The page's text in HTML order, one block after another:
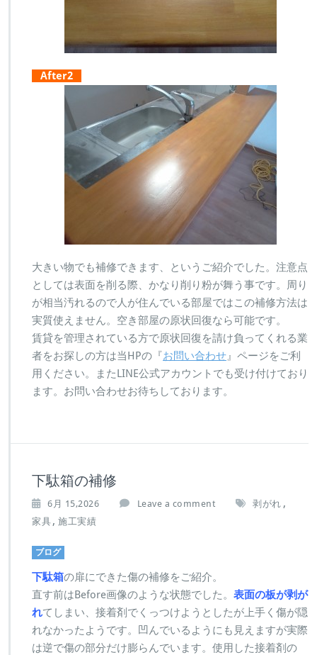
After2
大きい物でも補修できます、というご紹介でした。注意点
としては表面を削る際、かなり削り粉が舞う事です。周り
が相当汚れるので人が住んでいる部屋ではこの補修方法は
実質使えません。空き部屋の原状回復なら可能です。
賃貸を管理されている方で原状回復を請け負ってくれる業
者をお探しの方は当HPの『お問い合わせ』ページをご利
用ください。またLINE公式アカウントでも受け付けており
ます。お問い合わせお待ちしております。
下駄箱の補修
6月 15,2026 Leave a comment 剥がれ ,
家具 , 施工実績
ブログ
下駄箱の扉にできた傷の補修をご紹介。
直す前はBefore画像のような状態でした。 表面の板が剥が
れてしまい、接着剤でくっつけようとしたが上手く傷が隠
れなかったようです。凹んでいるようにも見えますが実際
は逆で傷の部分だけ膨らんでいます。使用した接着剤の